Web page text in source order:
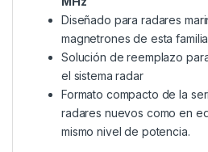
Diseñado para radares
magnetrones de esta familia
Solución de reemplazo
el sistema radar
Formato compacto de la
radares nuevos como en
mismo nivel de potencia.